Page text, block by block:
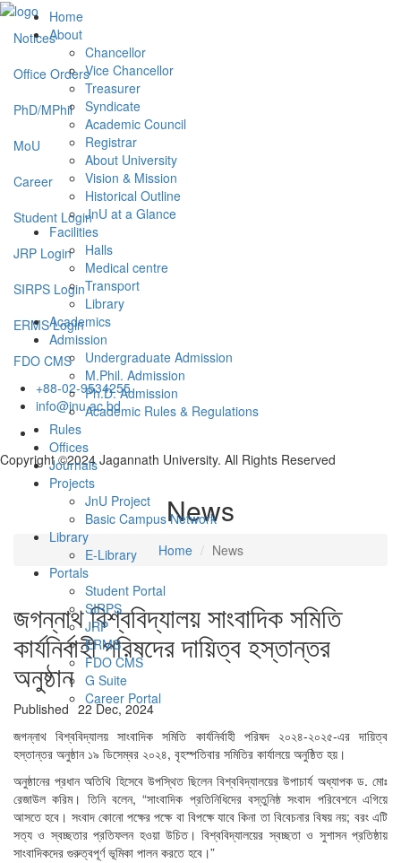
Notices
Office Orders
PhD/MPhil
MoU
Career
Student Login
JRP Login
SIRPS Login
ERMS Login
FDO CMS
+88-02-9534255
info@jnu.ac.bd
Copyright ©2024 Jagannath University. All Rights Reserved
Home
About
Chancellor
Vice Chancellor
Treasurer
Syndicate
Academic Council
Registrar
About University
Vision & Mission
Historical Outline
JnU at a Glance
Facilities
Halls
Medical centre
Transport
Library
Academics
Admission
Undergraduate Admission
M.Phil. Admission
Ph.D. Admission
Academic Rules & Regulations
Rules
Offices
Journals
Projects
JnU Project
Basic Campus Network
Library
E-Library
Portals
Student Portal
SIRPS
JRP
ERMS
FDO CMS
G Suite
Career Portal
News
Home News
জগন্নাথ বিশ্ববিদ্যালয় সাংবাদিক সমিতি
কার্যনির্বাহী পরিষদের দায়িত্ব হস্তান্তর
অনুষ্ঠান
Published 22 Dec, 2024
জগন্নাথ বিশ্ববিদ্যালয় সাংবাদিক সমিতি কার্যনির্বাহী পরিষদ ২০২৪-২০২৫-এর দায়িত্ব
হস্তান্তর অনুষ্ঠান ১৯ ডিসেম্বর ২০২৪, বৃহস্পতিবার সমিতির কার্যালয়ে অনুষ্ঠিত হয়।
অনুষ্ঠানের প্রধান অতিথি হিসেবে উপস্থিত ছিলেন বিশ্ববিদ্যালয়ের উপাচার্য অধ্যাপক ড. মোঃ
রেজাউল করিম। তিনি বলেন, “সাংবাদিক প্রতিনিধিদের বস্তুনিষ্ঠ সংবাদ পরিবেশনে এগিয়ে
আসতে হবে। সংবাদ কোনো পক্ষের পক্ষে বা বিপক্ষে যাবে কিনা তা বিবেচনার বিষয় নয়; বরং এটি
সত্য ও স্বচ্ছতার প্রতিফলন হওয়া উচিত। বিশ্ববিদ্যালয়ের স্বচ্ছতা ও সুশাসন প্রতিষ্ঠায়
সাংবাদিকদের গুরুত্বপূর্ণ ভূমিকা পালন করতে হবে।”